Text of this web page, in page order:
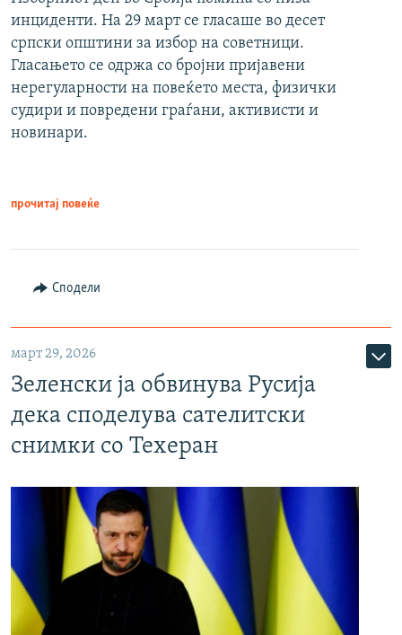
инциденти. На 29 март се гласаше во десет
српски општини за избор на советници.
Гласањето се одржа со бројни пријавени
нерегуларности на повеќето места, физички
судири и повредени граѓани, активисти и
новинари.
прочитај повеќе
Сподели
март 29, 2026
Зеленски ја обвинува Русија
дека споделува сателитски
снимки со Техеран